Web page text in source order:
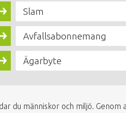
Slam
Avfallsabonnemang
Ägarbyte
du människor och miljö. Genom